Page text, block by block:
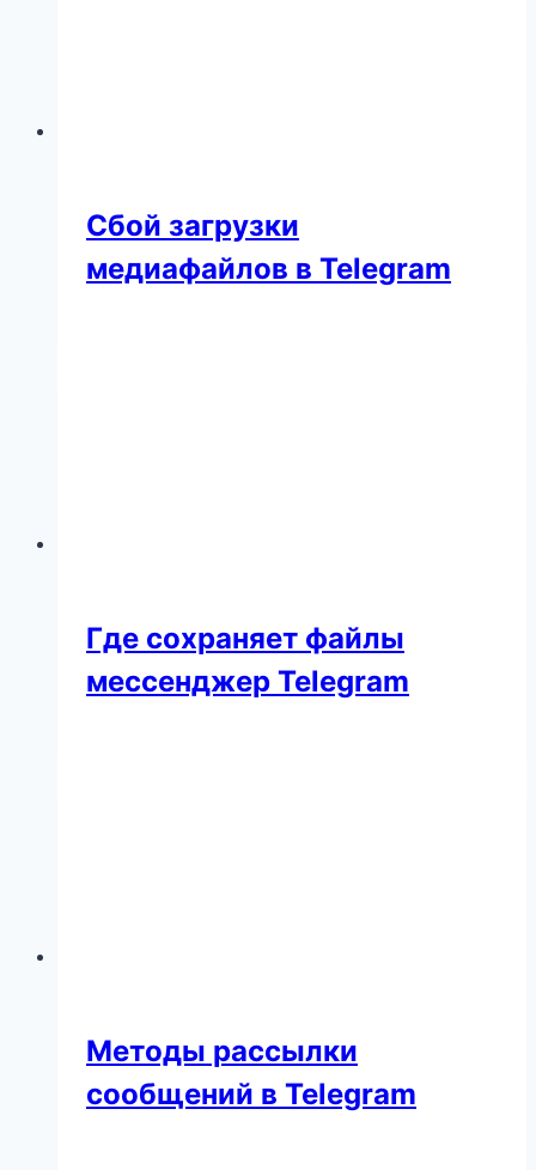
Сбой загрузки
медиафайлов в Telegram
Где сохраняет файлы
мессенджер Telegram
Методы рассылки
сообщений в Telegram